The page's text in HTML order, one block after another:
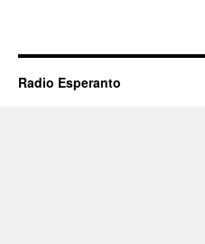
Radio Esperanto